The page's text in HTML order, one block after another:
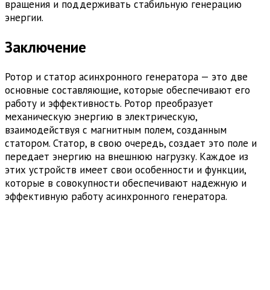
вращения и поддерживать стабильную генерацию
энергии.
Заключение
Ротор и статор асинхронного генератора — это две
основные составляющие, которые обеспечивают его
работу и эффективность. Ротор преобразует
механическую энергию в электрическую,
взаимодействуя с магнитным полем, созданным
статором. Статор, в свою очередь, создает это поле и
передает энергию на внешнюю нагрузку. Каждое из
этих устройств имеет свои особенности и функции,
которые в совокупности обеспечивают надежную и
эффективную работу асинхронного генератора.